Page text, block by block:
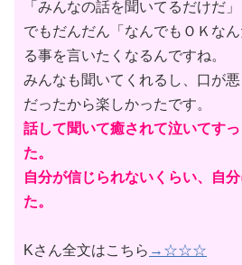
「みんなの話を聞いてるだけだ」
でもだんだん「なんでもＯＫな
る事を言いたくなる んですね。
みんなも聞いてくれるし、口が
だったから楽しかったです。
話して聞いて癒されて泣いてす
た。
自分が信じられないくらい、自分
た。
Kさん全文はこちら →☆☆☆